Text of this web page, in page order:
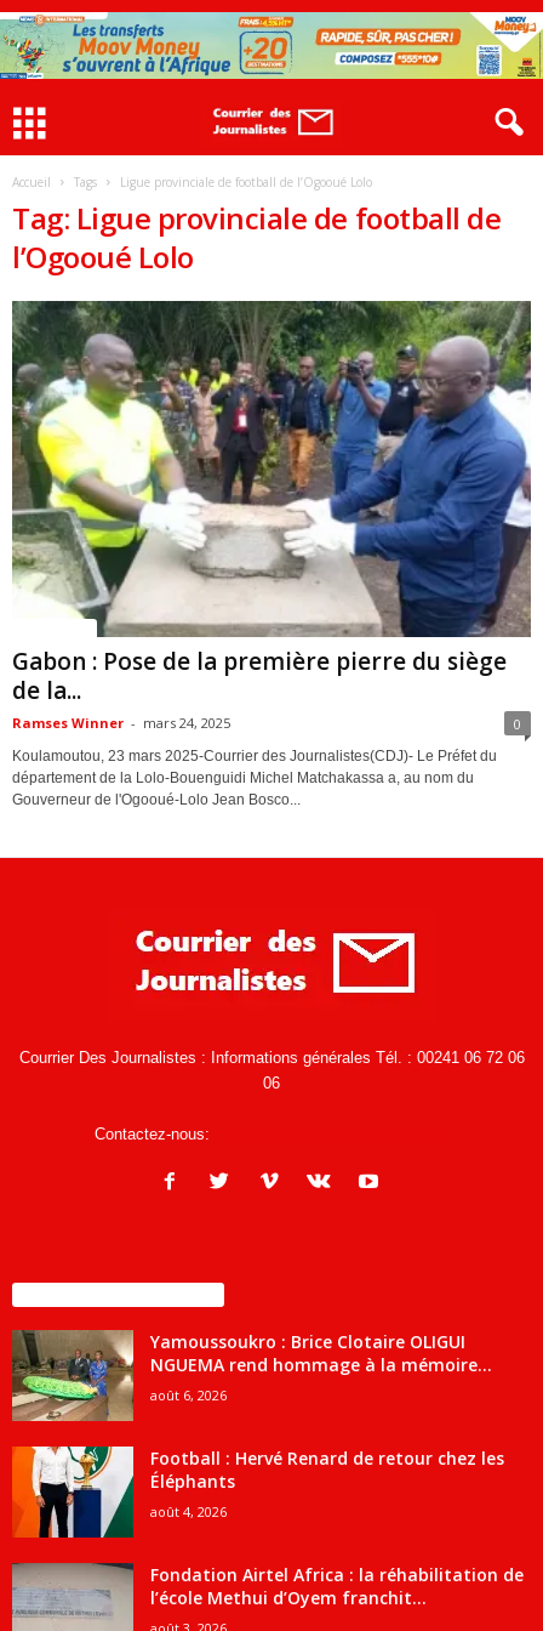
Accueil Tags Ligue provinciale de football de l’Ogooué Lolo
Tag: Ligue provinciale de football de
l’Ogooué Lolo
Gabon : Pose de la première pierre du siège
de la...
Ramses Winner - mars 24, 2025 0
Koulamoutou, 23 mars 2025-Courrier des Journalistes(CDJ)- Le Préfet du
département de la Lolo-Bouenguidi Michel Matchakassa a, au nom du
Gouverneur de l'Ogooué-Lolo Jean Bosco...
Courrier Des Journalistes : Informations générales Tél. : 00241 06 72 06
06
Contactez-nous:
Yamoussoukro : Brice Clotaire OLIGUI
NGUEMA rend hommage à la mémoire...
août 6, 2026
Football : Hervé Renard de retour chez les
Éléphants
août 4, 2026
Fondation Airtel Africa : la réhabilitation de
l’école Methui d’Oyem franchit...